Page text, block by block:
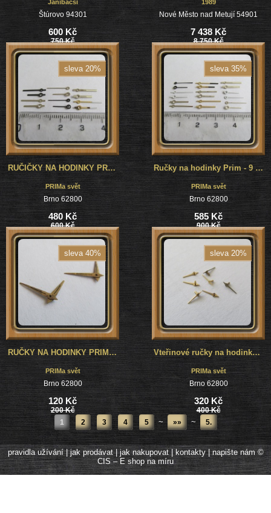
Janibacsi
Štúrovo 94301
600 Kč
750 Kč
1989
Nové Město nad Metují 54901
7 438 Kč
8 750 Kč
sleva 20%
RUČIČKY NA HODINKY PRIM - 6 PÁRŮ
PRIMa svět
Brno 62800
480 Kč
600 Kč
sleva 35%
Ručky na hodinky Prim - 9 párů
PRIMa svět
Brno 62800
585 Kč
900 Kč
sleva 40%
RUČKY NA HODINKY PRIM DIPLOMAT - 2 PÁRY
PRIMa svět
Brno 62800
120 Kč
200 Kč
sleva 20%
Vteřinové ručky na hodinky Prim - mimostředové - velké - zlaté - nepoužité - datum - 5 kusů
PRIMa svět
Brno 62800
320 Kč
400 Kč
1
2 3 4 5 ~ »» ~ 5.
pravidla užívání|jak prodávat|jak nakupovat| kontakty|napište nám ©
CIS – E shop na míru